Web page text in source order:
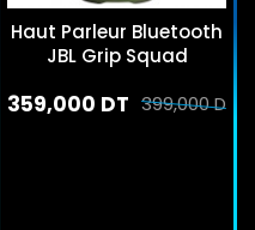
Haut Parleur Bluetooth
JBL Grip Squad
399,000 DT
359,000 DT